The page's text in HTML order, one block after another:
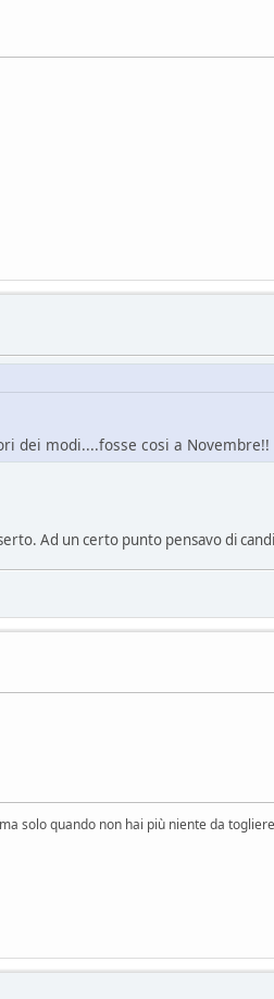
dei modi....fosse cosi a Novembre!!
Ad un certo punto pensavo di
solo quando non hai più niente da